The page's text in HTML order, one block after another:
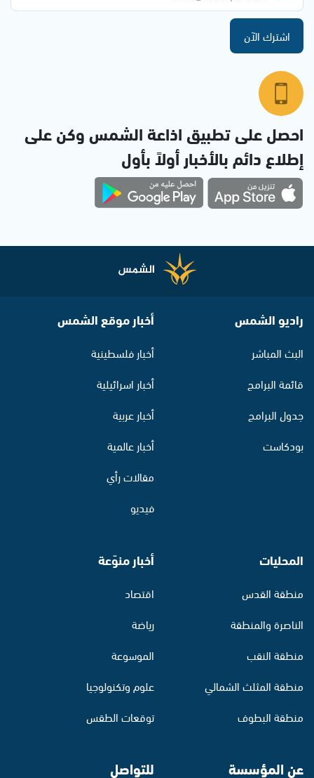
اشترك الآن
احصل على تطبيق اذاعة الشمس وكن على
إطلاع دائم بالأخبار أولاً بأول
راديو الشمس
البث المباشر
قائمة البرامج
جدول البرامج
بودكاست
أخبار موقع الشمس
أخبار فلسطينية
أخبار اسرائيلية
أخبار عربية
أخبار عالمية
مقالات رأي
فيديو
المحليات
منطقة القدس
الناصرة والمنطقة
منطقة النقب
منطقة المثلث الشمالي
منطقة البطوف
أخبار منوّعة
اقتصاد
رياضة
الموسوعة
علوم وتكنولوجيا
توقعات الطقس
عن المؤسسة للتواصل